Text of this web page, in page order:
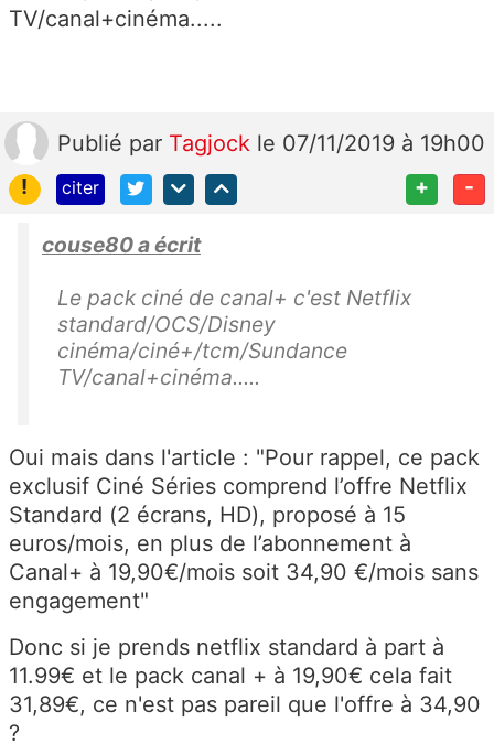
TV/canal+cinéma.....
Publié par Tagjock le 07/11/2019 à 19h00
!
citer + -
couse80 a écrit
Le pack ciné de canal+ c'est Netflix
standard/OCS/Disney
cinéma/ciné+/tcm/Sundance
TV/canal+cinéma.....
Oui mais dans l'article : "Pour rappel, ce pack
exclusif Ciné Séries comprend l’offre Netflix
Standard (2 écrans, HD), proposé à 15
euros/mois, en plus de l’abonnement à
Canal+ à 19,90€/mois soit 34,90 €/mois sans
engagement"
Donc si je prends netflix standard à part à
11.99€ et le pack canal + à 19,90€ cela fait
31,89€, ce n'est pas pareil que l'offre à 34,90
?